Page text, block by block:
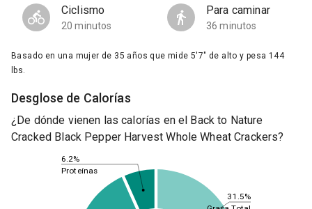
Ciclismo
20 minutos
Para caminar
36 minutos
Basado en una mujer de 35 años que mide 5'7" de alto y pesa 144
lbs.
Desglose de Calorías
¿De dónde vienen las calorías en el Back to Nature
Cracked Black Pepper Harvest Whole Wheat Crackers?
31.5%
6.2%
Proteínas